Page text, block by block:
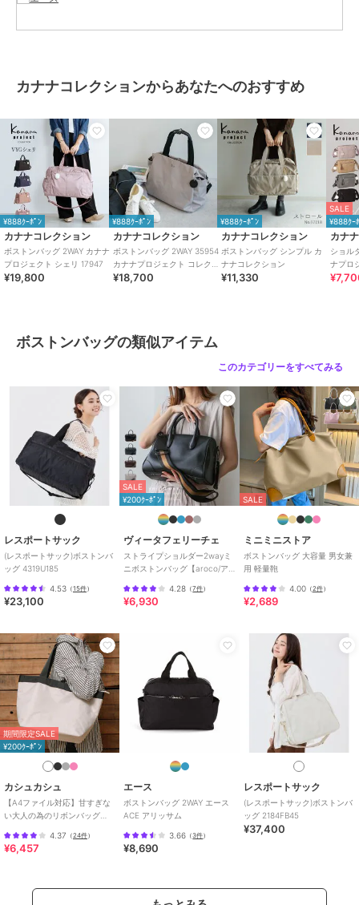
ショップ エース
性別タイプ
レディース
／ボストンバッグ
カラー
モーヴピンク、ブラック、ベージ
ュ、グレー
サイズ **
素材
ナイロンツイル/インターロック加
工／合成皮革(ポリウレタン)
商品のお取り扱い方法
ナイロン/ 無地/特大(幅46cm以
ポケット5箇所
2WAY以上/旅行・出張対応
ボストンバッグ
ナイロン/無地/特大(幅46cm以
上) /カジュアル/ポケット5箇所
以上/軽量 700ｇ以下 /Ａ４収納
可/ 2WAY以上/旅行・出張対応
カナナコレクションからあなたへのおすすめ
¥888ｸｰﾎﾟﾝ
カナナコレクション
ボストンバッグ 2WAY カナナ
プロジェクト シェリ 17947
¥19,800
¥888ｸｰﾎﾟﾝ
カナナコレクション
ボストンバッグ 2WAY 35954
カナナプロジェクト コレクシ
ョン
¥18,700
¥888ｸｰﾎﾟﾝ
カナナコレクション
ボストンバッグ シンプル カ
ナナコレクション
¥11,330
SALE
¥888ｸｰ
カナ
ショル
ナプロ
68872
ボストンバッグの類似アイテム
このカテゴリーをすべてみる
レスポートサック
(レスポートサック)ボストンバ
ッグ 4319U185
4.53 （15件）
¥23,100
SALE
¥200ｸｰﾎﾟﾝ
ヴィータフェリーチェ
ストライプショルダー2wayミ
ニボストンバッグ【aroco/ア
4.28 （7件）
¥6,930
SALE
ミニミニストア
ボストンバッグ 大容量 男女兼
用 軽量鞄
4.00（2件）
¥2,689
期間限定SALE
¥200ｸｰﾎﾟﾝ
カシュカシュ
【A4ファイル対応】甘すぎな
い大人の為のリボンバッグ
トＬ 別注アイテム
4.37 （24件）
¥6,457
エース
ボストンバッグ 2WAY エース
ACE アリッサム
3.66 （3件）
¥8,690
レスポートサック
(レスポートサック)ボストンバ
ッグ 2184FB45
¥37,400